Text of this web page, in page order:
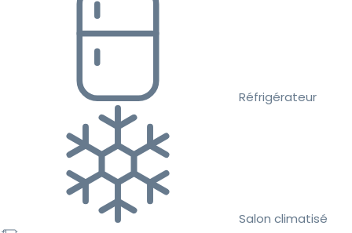
Réfrigérateur
Salon climatisé